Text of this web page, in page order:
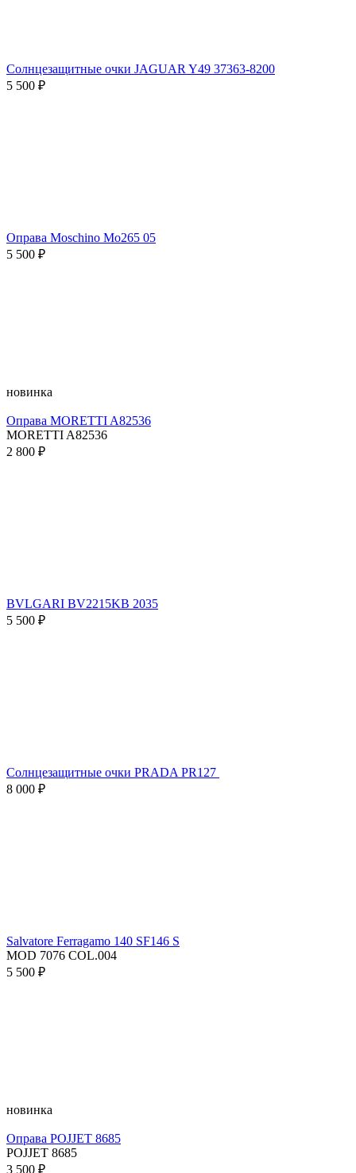
Солнцезащитные очки JAGUAR Y49 37363-8200
5 500 ₽
Оправа Moschino Mo265 05
5 500 ₽
новинка
Оправа MORETTI A82536
MORETTI A82536
2 800 ₽
BVLGARI BV2215KB 2035
5 500 ₽
Солнцезащитные очки PRADA PR127
8 000 ₽
Salvatore Ferragamo 140 SF146 S
MOD 7076 COL.004
5 500 ₽
новинка
Оправа POJJET 8685
POJJET 8685
3 500 ₽